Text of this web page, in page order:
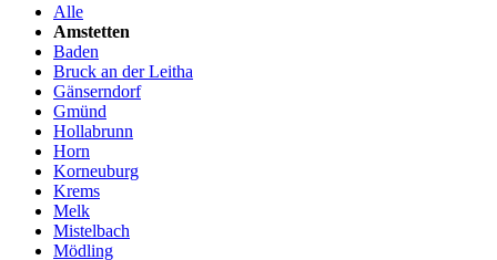
Alle
Amstetten
Baden
Bruck an der Leitha
Gänserndorf
Gmünd
Hollabrunn
Horn
Korneuburg
Krems
Melk
Mistelbach
Mödling